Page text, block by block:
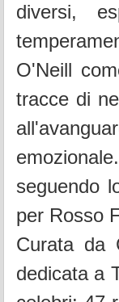
diversi,
O'Neill
tracce di
seguendo
per Rosso
Curata da
dedicata a